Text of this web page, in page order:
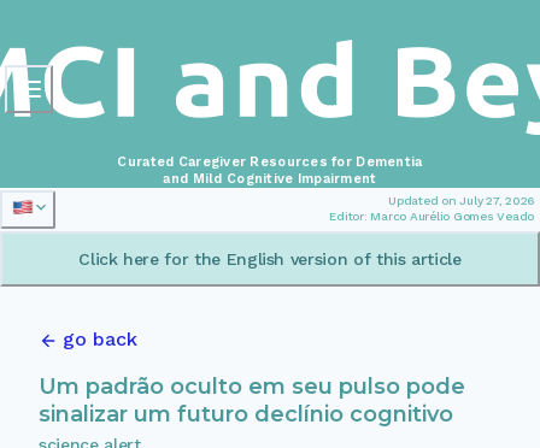
Updated on July 27, 2026
Editor: Marco Aurélio Gomes Veado
Curated Caregiver Resources for Dementia
and Mild Cognitive Impairment
Click here for the English version of this article
go back
Um padrão oculto em seu pulso pode
sinalizar um futuro declínio cognitivo